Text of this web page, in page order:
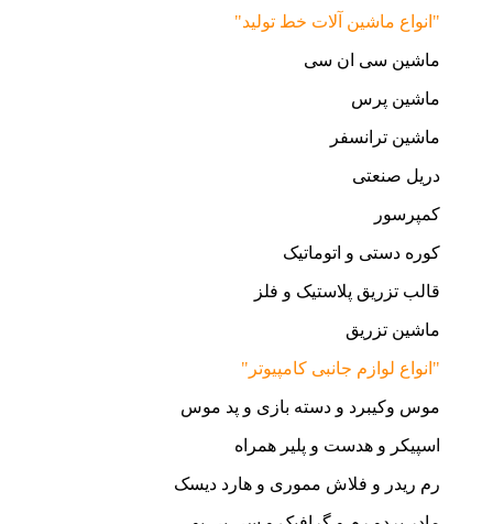
"انواع ماشین آلات خط تولید"
ماشین سی ان سی
ماشین پرس
ماشین ترانسفر
دریل صنعتی
کمپرسور
کوره دستی و اتوماتیک
قالب تزریق پلاستیک و فلز
ماشین تزریق
"انواع لوازم جانبی کامپیوتر"
موس وکیبرد و دسته بازی و پد موس
اسپیکر و هدست و پلیر همراه
رم ریدر و فلاش مموری و هارد دیسک